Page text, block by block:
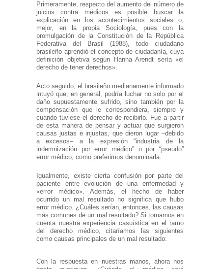
Primeramente, respecto del aumento del número de
juicios contra médicos es posible buscar la
explicación en los acontecimientos sociales o,
mejor, en la propia Sociología, pues con la
promulgación de la Constitución de la República
Federativa del Brasil (1988), todo ciudadano
brasileño aprendió el concepto de ciudadanía, cuya
definición objetiva según Hanna Arendt sería «el
derecho de tener derechos».
Acto seguido, el brasileño medianamente informado
intuyó que, en general, podría luchar no solo por el
daño supuestamente sufrido, sino también por la
compensación que le correspondiera, siempre y
cuando tuviese el derecho de recibirlo. Fue a partir
de esta manera de pensar y actuar que surgieron
causas justas e injustas, que dieron lugar ‒debido
a excesos‒ a la expresión “industria de la
indemnización por error médico” o por “pseudo”
error médico, como preferimos denominarla.
Igualmente, existe cierta confusión por parte del
paciente entre evolución de una enfermedad y
«error médico». Además, el hecho de haber
ocurrido un mal resultado no significa que hubo
error médico. ¿Cuáles serían, entonces, las causas
más comunes de un mal resultado? Si tomamos en
cuenta nuestra experiencia casuística en el ramo
del derecho médico, citaríamos las siguientes
como causas principales de un mal resultado:
Con la respuesta en nuestras manos, ahora nos